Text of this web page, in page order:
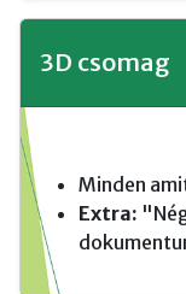
3D csomag
Minden
Extra: